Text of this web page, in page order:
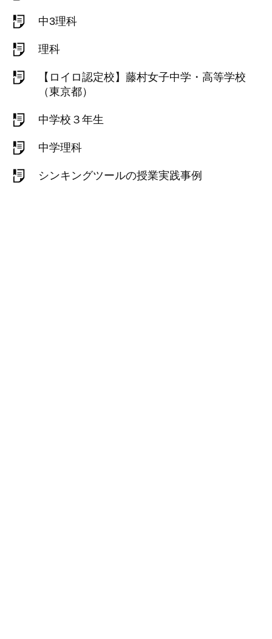
中3理科
理科
【ロイロ認定校】藤村女子中学・高等学校
（東京都）
中学校３年生
中学理科
シンキングツールの授業実践事例